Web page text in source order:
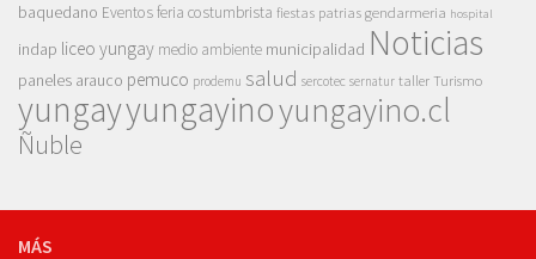
baquedano Eventosferia costumbrista fiestas patrias gendarmeria hospital
indap liceo yungay medio ambiente municipalidad Noticias
paneles arauco pemuco prodemu salud sercotec sernatur taller Turismo
yungayyungayinoyungayino.cl
Ñuble
MÁS